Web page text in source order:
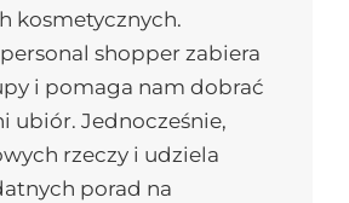
kosmetycznych.
shopper zabiera
i pomaga nam dobrać
ubiór. Jednocześnie,
rzeczy i udziela
porad na